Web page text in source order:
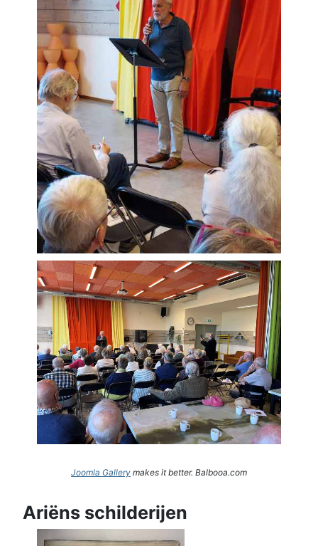
Joomla Gallery makes it better. Balbooa.com
Ariëns schilderijen